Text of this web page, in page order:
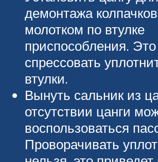
демонтажа
молотком по втулке
приспособления.
спрессовать
втулки.
Вынуть сальник из
отсутствии цанги
воспользоваться
Проворачивать